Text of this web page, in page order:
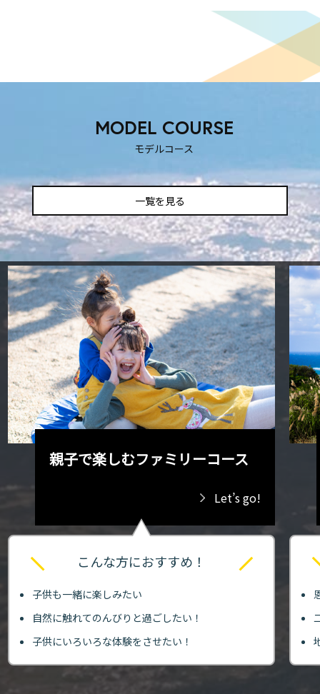
MODEL COURSE
モデルコース
一覧を見る
親子で楽しむファミリーコース
Let’s go!
こんな方におすすめ！
子供も一緒に楽しみたい
自然に触れてのんびりと過ごしたい！
子供にいろいろな体験をさせたい！